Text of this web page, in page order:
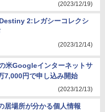
(2023/12/19)
2:レガシーコレクシ
(2023/12/14)
米Googleインターネットサ
7,000円で申し込み開始
(2023/12/13)
居場所が分かる個人情報